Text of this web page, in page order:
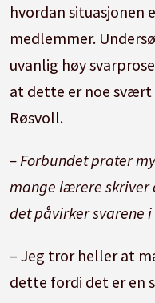
hvordan situasjonen
medlemmer.
uvanlig høy
at dette er noe
Røsvoll.
– Forbundet prater
mange lærere skriver
det påvirker svarene
– Jeg tror heller at
dette fordi det er en